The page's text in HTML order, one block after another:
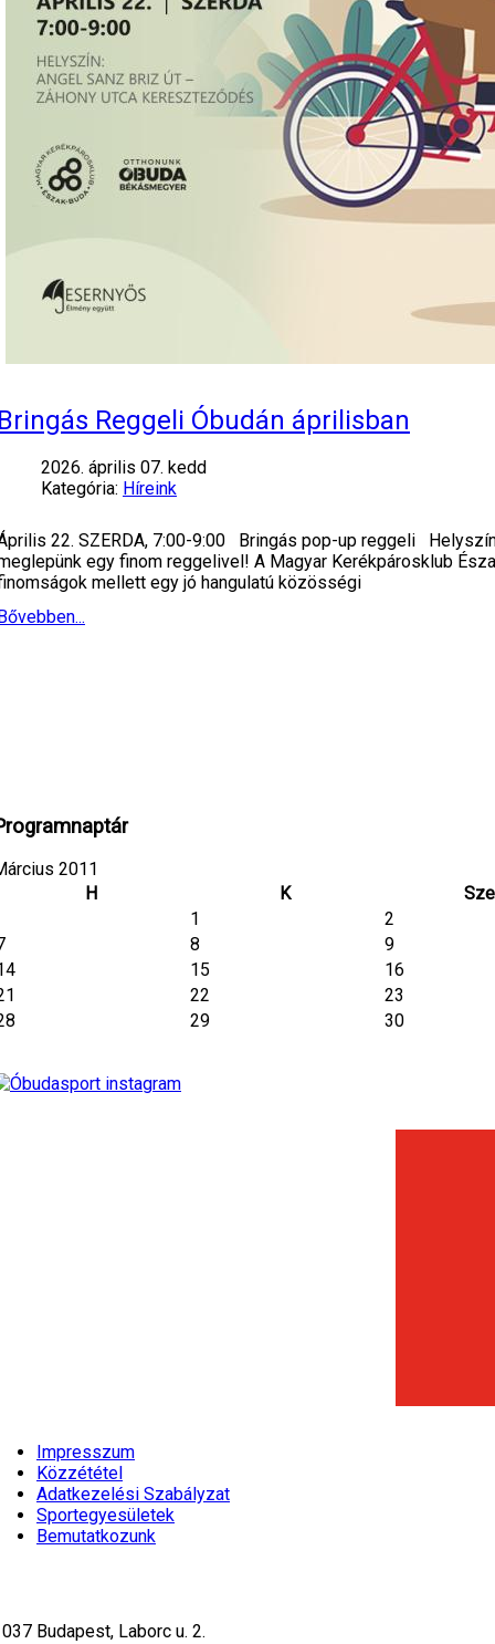
Reggeli Óbudán áprilisban
2026. április 07. kedd
Kategória: Híreink
22. SZERDA, 7:00-9:00 Bringás pop-up reggeli
egy finom reggelivel! A Magyar Kerékpárosklub
mellett egy jó hangulatú közösségi
2011
H
K
Sze
1
2
8
9
15
16
22
23
29 30
Impresszum
Közzététel
Adatkezelési Szabályzat
Sportegyesületek
Bemutatkozunk
Budapest, Laborc u. 2.